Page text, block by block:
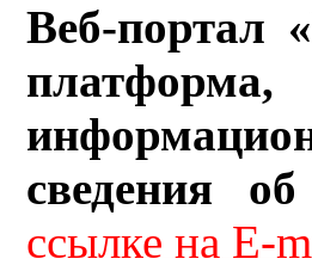
Веб-портал
сведения
ссылке на E-